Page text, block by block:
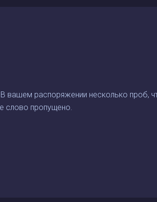
вашем распоряжении несколько проб,
слово пропущено.